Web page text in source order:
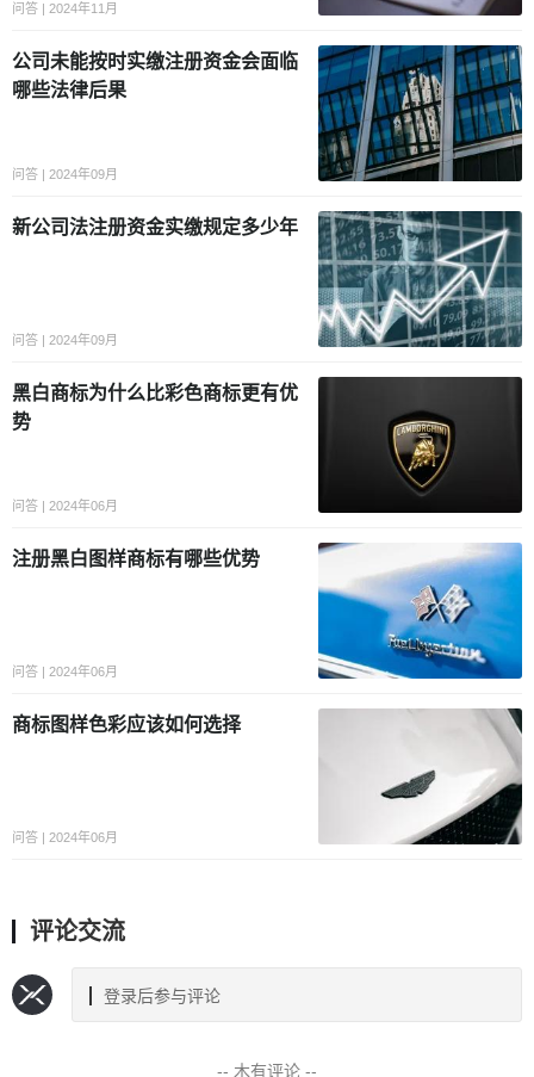
问答 | 2024年11月
公司未能按时实缴注册资金会面临
哪些法律后果
问答 | 2024年09月
新公司法注册资金实缴规定多少年
问答 | 2024年09月
黑白商标为什么比彩色商标更有优
势
问答 | 2024年06月
注册黑白图样商标有哪些优势
问答 | 2024年06月
商标图样色彩应该如何选择
问答 | 2024年06月
评论交流
登录后参与评论
-- 木有评论 --